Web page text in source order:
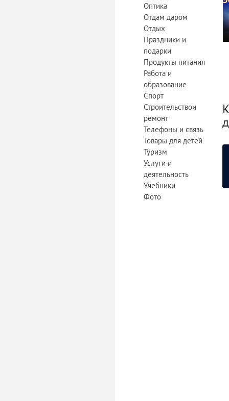
Оптика
Отдам даром
Отдых
Праздники и
подарки
Продукты питания
Работа и
образование
Спорт
Строительствои
ремонт
Телефоны и связь
Товары для детей
Туризм
Услуги и
деятельность
Учебники
Фото